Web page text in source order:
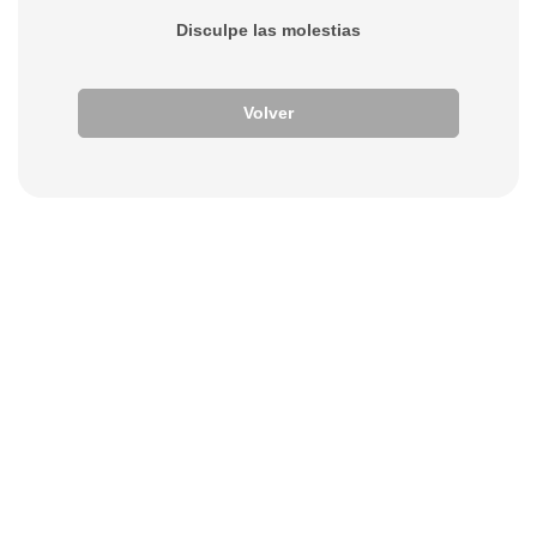
Disculpe las molestias
Volver